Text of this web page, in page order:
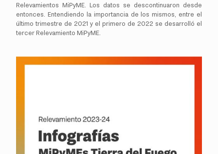
Relevamientos MiPyME. Los datos se descontinuaron desde
entonces. Entendiendo la importancia de los mismos, entre el
último trimestre de 2021 y el primero de 2022 se desarrolló el
tercer Relevamiento MiPyME.